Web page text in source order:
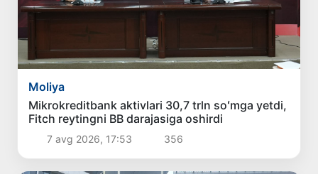
Moliya
Mikrokreditbank aktivlari 30,7 trln soʻmga yetdi,
Fitch reytingni BB darajasiga oshirdi
7 avg 2026, 17:53 356